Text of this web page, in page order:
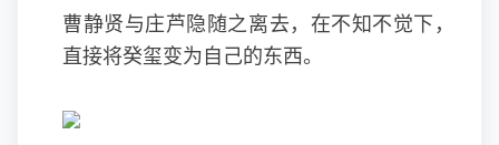
曹静贤与庄芦隐随之离去，在不知不觉下，
直接将癸玺变为自己的东西。